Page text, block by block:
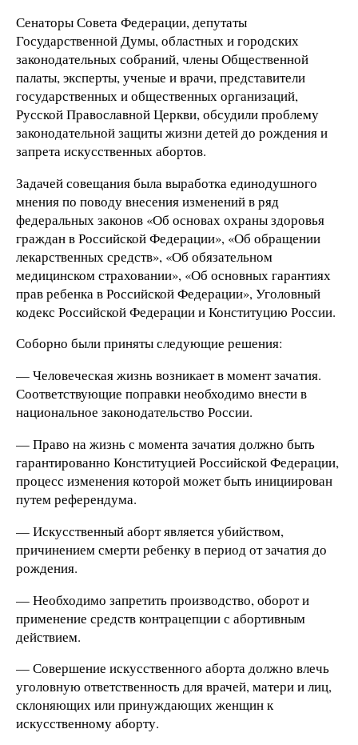
Сенаторы Совета Федерации, депутаты
Государственной Думы, областных и городских
законодательных собраний, члены Общественной
палаты, эксперты, ученые и врачи, представители
государственных и общественных организаций,
Русской Православной Церкви, обсудили проблему
законодательной защиты жизни детей до рождения и
запрета искусственных абортов.
Задачей совещания была выработка единодушного
мнения по поводу внесения изменений в ряд
федеральных законов «Об основах охраны здоровья
граждан в Российской Федерации», «Об обращении
лекарственных средств», «Об обязательном
медицинском страховании», «Об основных гарантиях
прав ребенка в Российской Федерации», Уголовный
кодекс Российской Федерации и Конституцию России.
Соборно были приняты следующие решения:
— Человеческая жизнь возникает в момент зачатия.
Соответствующие поправки необходимо внести в
национальное законодательство России.
— Право на жизнь с момента зачатия должно быть
гарантированно Конституцией Российской Федерации,
процесс изменения которой может быть инициирован
путем референдума.
— Искусственный аборт является убийством,
причинением смерти ребенку в период от зачатия до
рождения.
— Необходимо запретить производство, оборот и
применение средств контрацепции с абортивным
действием.
— Совершение искусственного аборта должно влечь
уголовную ответственность для врачей, матери и лиц,
склоняющих или принуждающих женщин к
искусственному аборту.